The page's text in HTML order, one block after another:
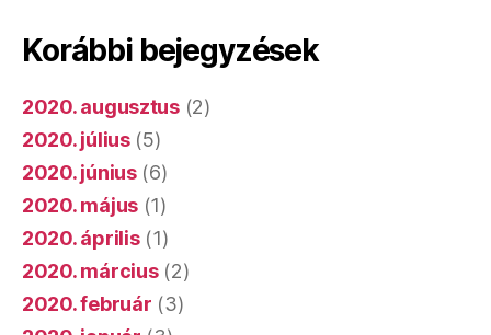
Korábbi bejegyzések
2020. augusztus(2)
2020. július(5)
2020. június(6)
2020. május (1)
2020. április(1)
2020. március(2)
2020. február (3)